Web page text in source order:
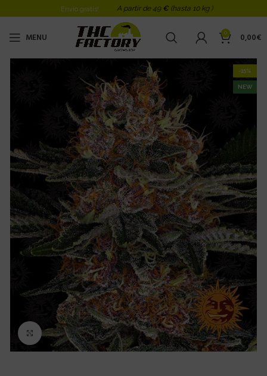
Envio gratis! A partir de 49 € (hasta 10 kg )
MENU 0 0,00€
-15%
NEW
Click to enlarge